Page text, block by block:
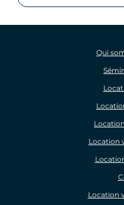
Qui
Location
Location